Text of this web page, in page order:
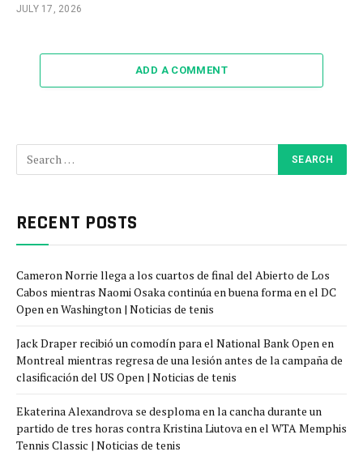
JULY 17, 2026
ADD A COMMENT
RECENT POSTS
Cameron Norrie llega a los cuartos de final del Abierto de Los
Cabos mientras Naomi Osaka continúa en buena forma en el DC
Open en Washington | Noticias de tenis
Jack Draper recibió un comodín para el National Bank Open en
Montreal mientras regresa de una lesión antes de la campaña de
clasificación del US Open | Noticias de tenis
Ekaterina Alexandrova se desploma en la cancha durante un
partido de tres horas contra Kristina Liutova en el WTA Memphis
Tennis Classic | Noticias de tenis